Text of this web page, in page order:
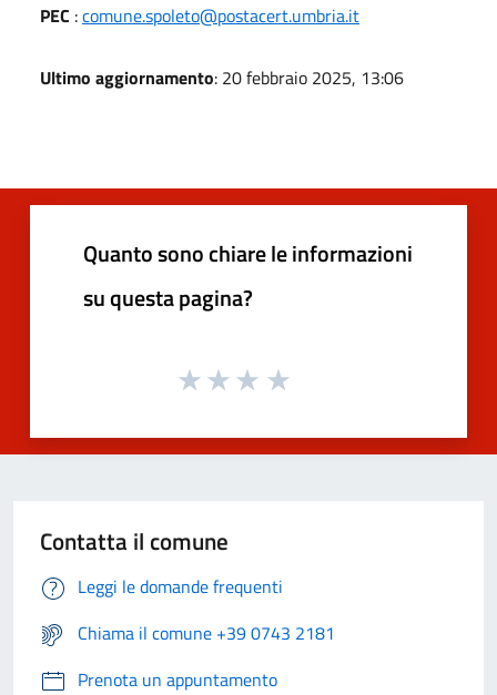
PEC :comune.spoleto@postacert.umbria.it
Ultimo aggiornamento: 20 febbraio 2025, 13:06
Quanto sono chiare le informazioni
su questa pagina?
Contatta il comune
Leggi le domande frequenti
Chiama il comune +39 0743 2181
Prenota un appuntamento